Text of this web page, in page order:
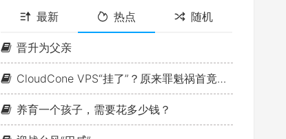
最新 热点 随机
晋升为父亲
CloudCone VPS“挂了”？原来罪魁祸首竟是MTU
养育一个孩子，需要花多少钱？